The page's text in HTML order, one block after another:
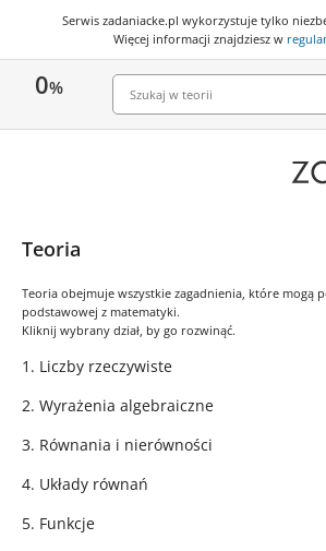
Serwis zadaniacke.pl wykorzystuje tylko
Więcej informacji znajdziesz w
0%
Teoria
Teoria obejmuje wszystkie zagadnienia, które mogą
podstawowej z matematyki.
Kliknij wybrany dział, by go rozwinąć.
1. Liczby rzeczywiste
2. Wyrażenia algebraiczne
3. Równania i nierówności
4. Układy równań
5. Funkcje